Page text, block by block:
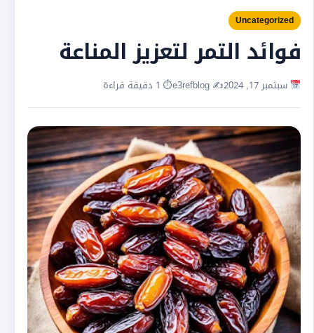
Uncategorized
فوائد التمر لتعزيز المناعة
سبتمبر 17, 2024 ✍️ e3refblog ⏱ 1 دقيقة قراءة